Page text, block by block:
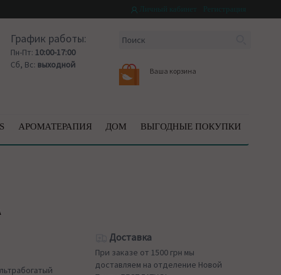
График работы:
Пн-Пт: 10:00-17:00
Сб, Вс: выходной
Ваша корзина
АРОМАТЕРАПИЯ ДОМ ВЫГОДНЫЕ ПОКУПКИ
Доставка
При заказе от 1500 грн мы
доставляем на отделение Новой